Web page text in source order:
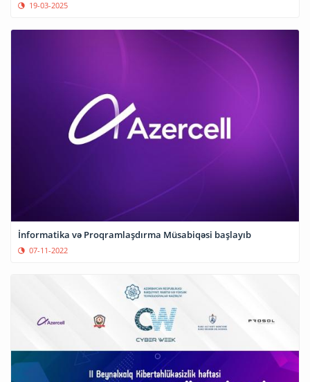
19-03-2025
İnformatika və Proqramlaşdırma Müsabiqəsi başlayıb
07-11-2022